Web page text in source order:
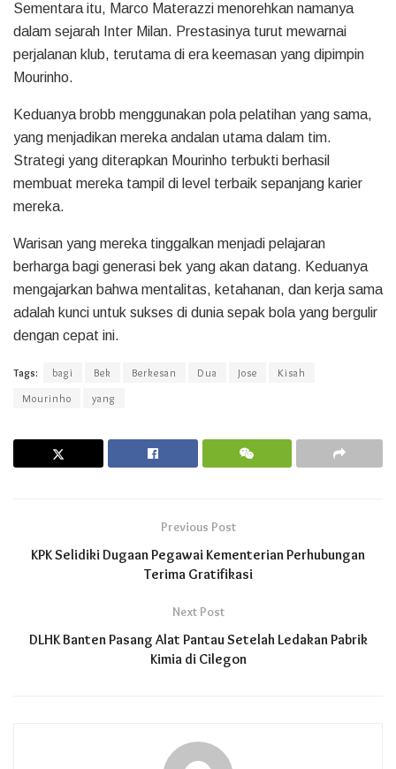
Sementara itu, Marco Materazzi menorehkan namanya
dalam sejarah Inter Milan. Prestasinya turut mewarnai
perjalanan klub, terutama di era keemasan yang dipimpin
Mourinho.
Keduanya brobb menggunakan pola pelatihan yang sama,
yang menjadikan mereka andalan utama dalam tim.
Strategi yang diterapkan Mourinho terbukti berhasil
membuat mereka tampil di level terbaik sepanjang karier
mereka.
Warisan yang mereka tinggalkan menjadi pelajaran
berharga bagi generasi bek yang akan datang. Keduanya
mengajarkan bahwa mentalitas, ketahanan, dan kerja sama
adalah kunci untuk sukses di dunia sepak bola yang bergulir
dengan cepat ini.
Tags: bagi Bek Berkesan Dua Jose
Kisah
Mourinho
yang
Previous Post
KPK Selidiki Dugaan Pegawai Kementerian Perhubungan
Terima Gratifikasi
Next Post
DLHK Banten Pasang Alat Pantau Setelah Ledakan Pabrik
Kimia di Cilegon